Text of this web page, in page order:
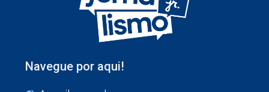
Navegue por aqui!